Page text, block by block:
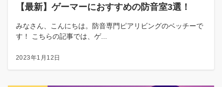
【最新】ゲーマーにおすすめの防音室3選！
みなさん、こんにちは。防音専門ピアリビングのベッチーで
す！ こちらの記事では、ゲ...
2023年1月12日